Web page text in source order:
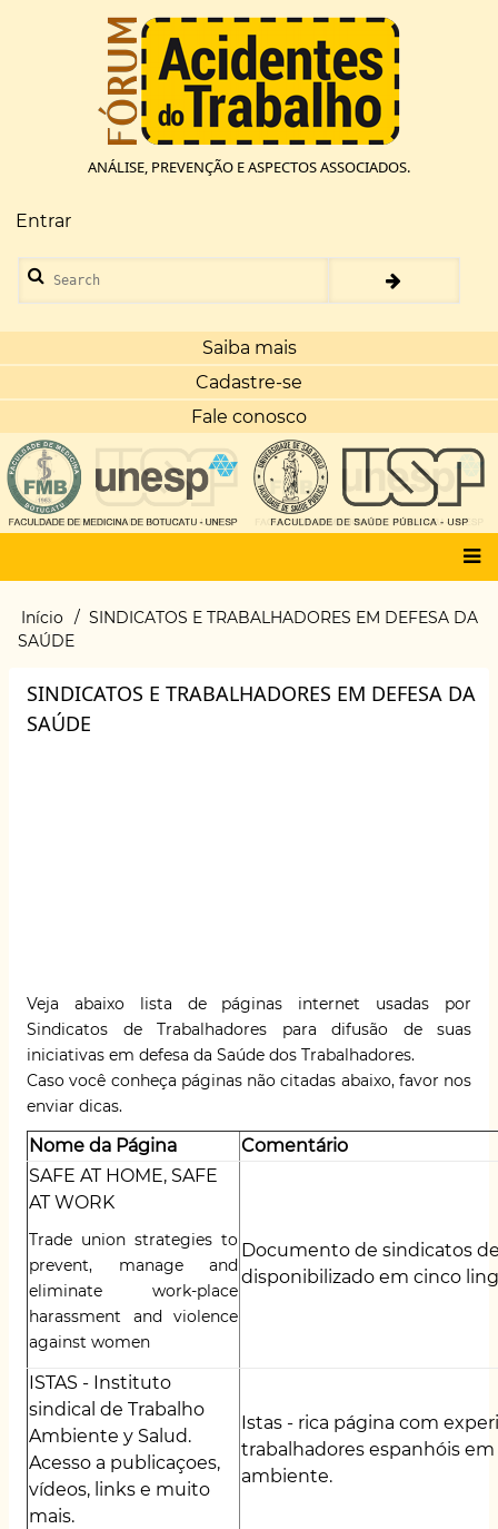
ANÁLISE, PREVENÇÃO E ASPECTOS ASSOCIADOS.
Menu
de
conta
de
usuário
Entrar
Search
Saiba mais
Cadastre-se
Fale conosco
Main
menu
Trilha
de
Início
SINDICATOS E TRABALHADORES EM DEFESA DA
SAÚDE
SINDICATOS E TRABALHADORES EM DEFESA DA
SAÚDE
Veja abaixo lista de páginas internet usadas por
Sindicatos de Trabalhadores para difusão de suas
iniciativas em defesa da Saúde dos Trabalhadores.
Caso você conheça páginas não citadas abaixo, favor nos
enviar dicas.
Nome da Página
Comentário
SAFE AT HOME, SAFE
AT WORK
Trade union strategies to
prevent, manage and
eliminate work-place
harassment and violence
against women
Documento de sindicatos
disponibilizado em cinco
ISTAS - Instituto
sindical de Trabalho
Ambiente y Salud.
Acesso a publicaçoes,
vídeos, links e muito
mais.
Istas - rica página com
trabalhadores espanhóis em
ambiente.